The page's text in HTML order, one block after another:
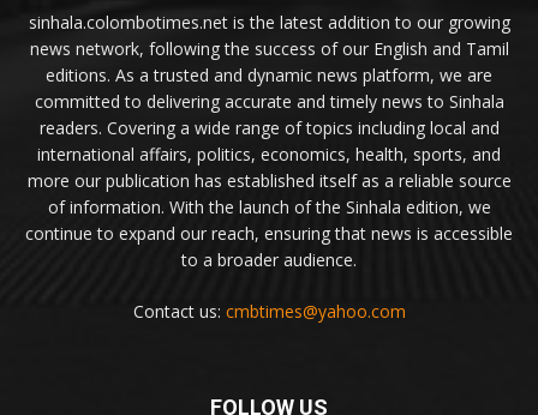
sinhala.colombotimes.net is the latest addition to our growing
news network, following the success of our English and Tamil
editions. As a trusted and dynamic news platform, we are
committed to delivering accurate and timely news to Sinhala
readers. Covering a wide range of topics including local and
international affairs, politics, economics, health, sports, and
more our publication has established itself as a reliable source
of information. With the launch of the Sinhala edition, we
continue to expand our reach, ensuring that news is accessible
to a broader audience.
Contact us: cmbtimes@yahoo.com
FOLLOW US